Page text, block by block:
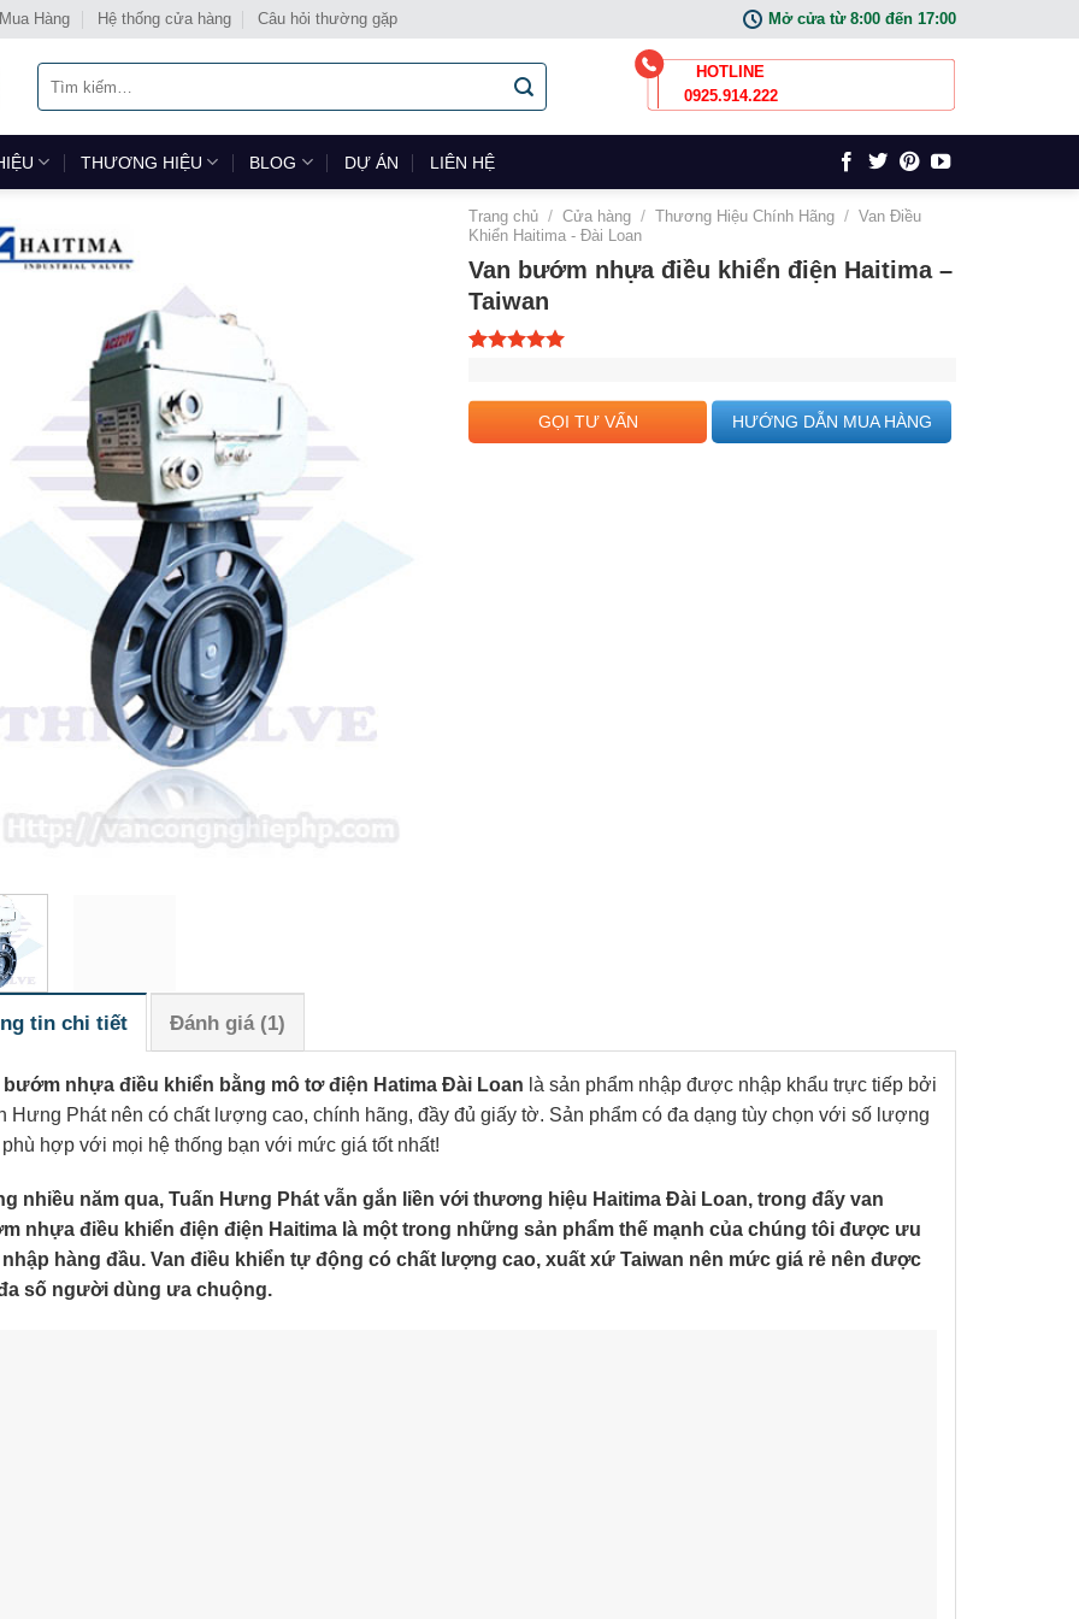
Hàng Hệ thống cửa hàng Câu hỏi thường gặp Mở cửa từ 8:00 đến 17:00
Tìm
kiếm:
HOTLINE
0925.914.222
THƯƠNG HIỆU BLOG DỰ ÁN LIÊN HỆ
Trang chủ / Cửa hàng / Thương Hiệu Chính Hãng / Van Điều
Khiển Haitima - Đài Loan
Van bướm nhựa điều khiển điện Haitima –
Taiwan
đánh giá
GỌI TƯ VẤN
HƯỚNG DẪN MUA HÀNG
tin chi tiết Đánh giá (1)
bướm nhựa điều khiển bằng mô tơ điện Hatima Đài Loan là sản phẩm nhập được nhập khẩu trực tiếp bởi
Hưng Phát nên có chất lượng cao, chính hãng, đầy đủ giấy tờ. Sản phẩm có đa dạng tùy chọn với số lượng
hợp với mọi hệ thống bạn với mức giá tốt nhất!
nhiều năm qua, Tuấn Hưng Phát vẫn gắn liền với thương hiệu Haitima Đài Loan, trong đấy van
nhựa điều khiển điện điện Haitima là một trong những sản phẩm thế mạnh của chúng tôi được ưu
hàng đầu. Van điều khiển tự động có chất lượng cao, xuất xứ Taiwan nên mức giá rẻ nên được
số người dùng ưa chuộng.